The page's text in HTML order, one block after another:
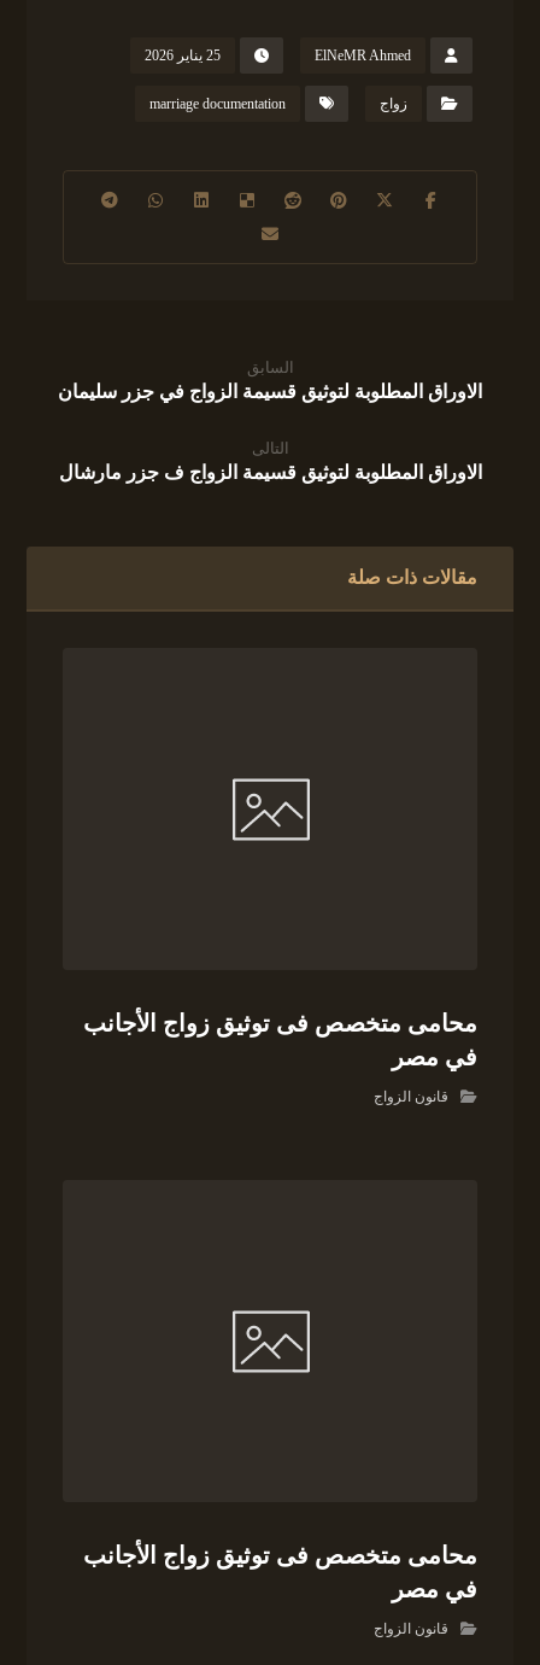
ElNeMR Ahmed 25 يناير 2026
زواج marriage documentation
السابق
الاوراق المطلوبة لتوثيق قسيمة الزواج في جزر سليمان
التالى
الاوراق المطلوبة لتوثيق قسيمة الزواج ف جزر مارشال
مقالات ذات صلة
محامى متخصص فى توثيق زواج الأجانب
في مصر
قانون الزواج
محامى متخصص فى توثيق زواج الأجانب
في مصر
قانون الزواج